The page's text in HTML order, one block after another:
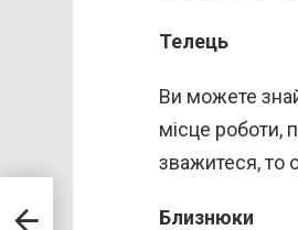
Телець
Ви можете
місце роботи,
зважитеся, то
Близнюки